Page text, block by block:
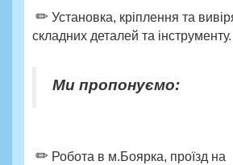
✏ Установка, кріплення та
складних деталей та інструменту.
Ми пропонуємо:
✏ Робота в м.Боярка, проїзд на